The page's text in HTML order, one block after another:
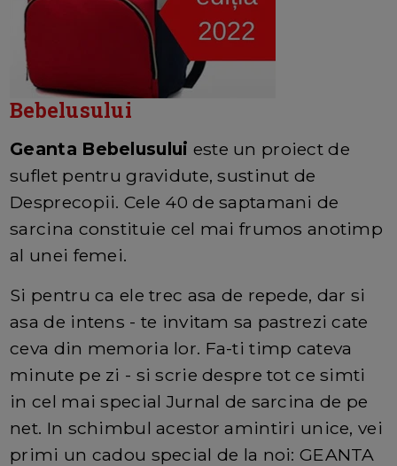
Bebelusului
Geanta Bebelusului este un proiect de
suflet pentru gravidute, sustinut de
Desprecopii. Cele 40 de saptamani de
sarcina constituie cel mai frumos anotimp
al unei femei.
Si pentru ca ele trec asa de repede, dar si
asa de intens - te invitam sa pastrezi cate
ceva din memoria lor. Fa-ti timp cateva
minute pe zi - si scrie despre tot ce simti
in cel mai special Jurnal de sarcina de pe
net. In schimbul acestor amintiri unice, vei
primi un cadou special de la noi: GEANTA